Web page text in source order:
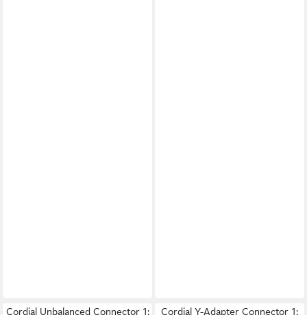
Cordial Unbalanced Connector 1: Cordial Y-Adapter Connector 1: